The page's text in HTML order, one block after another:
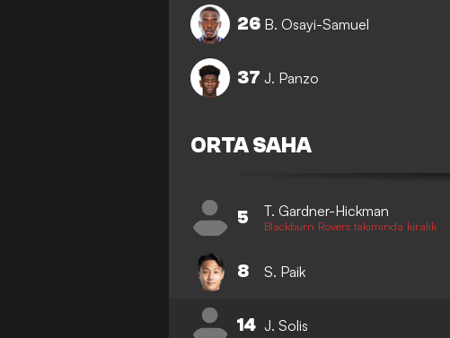
26 B. Osayi-Samuel
37 J. Panzo
ORTA SAHA
5 T. Gardner-Hickman
Blackburn Rovers takımında kiralık
8 S. Paik
14 J. Solis